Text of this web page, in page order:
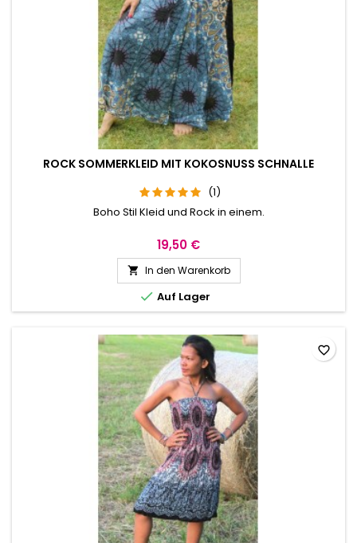
ROCK SOMMERKLEID MIT KOKOSNUSS SCHNALLE
(1)
Boho Stil Kleid und Rock in einem.
19,50 €
 In den Warenkorb
 Auf Lager
favorite_border